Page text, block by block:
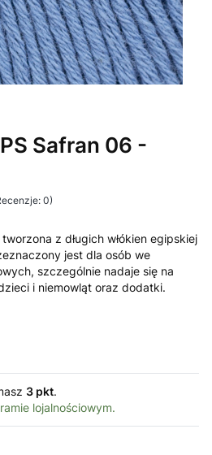
Safran 06 -
0)
z długich włókien egipskiej
jest dla osób we
szczególnie nadaje się na
i niemowląt oraz dodatki.
3 pkt.
lojalnościowym.